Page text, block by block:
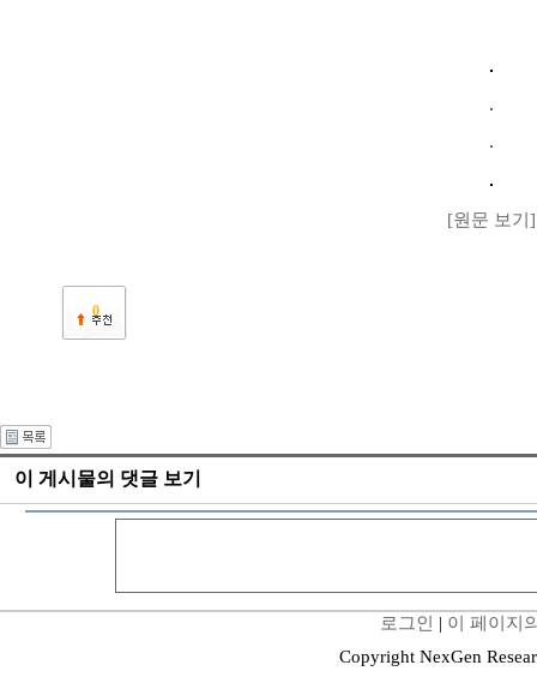
[원문 보기]
0
이 게시물의 댓글 보기
로그인 | 이 페이지
Copyright NexGen